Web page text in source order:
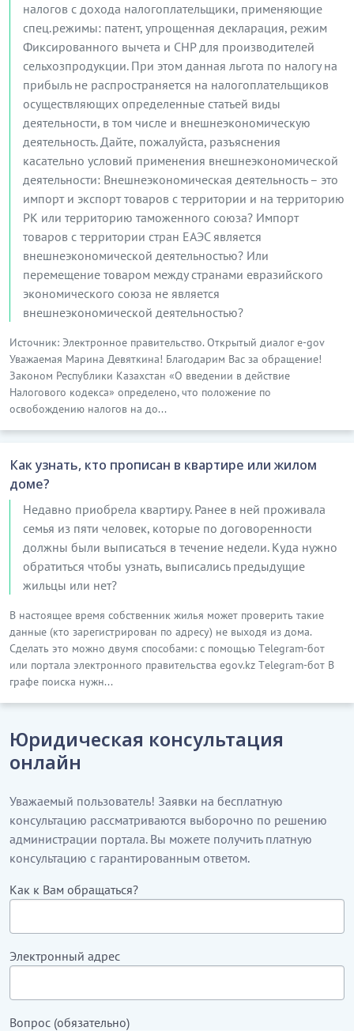
налогов с дохода налогоплательщики, применяющие
спец.режимы: патент, упрощенная декларация, режим
Фиксированного вычета и СНР для производителей
сельхозпродукции. При этом данная льгота по налогу на
прибыль не распространяется на налогоплательщиков
осуществляющих определенные статьей виды
деятельности, в том числе и внешнеэкономическую
деятельность. Дайте, пожалуйста, разъяснения
касательно условий применения внешнеэкономической
деятельности: Внешнеэкономическая деятельность – это
импорт и экспорт товаров с территории и на территорию
РК или территорию таможенного союза? Импорт
товаров с территории стран ЕАЭС является
внешнеэкономической деятельностью? Или
перемещение товаром между странами евразийского
экономического союза не является
внешнеэкономической деятельностью?
Источник: Электронное правительство. Открытый диалог e-gov
Уважаемая Марина Девяткина! Благодарим Вас за обращение!
Законом Республики Казахстан «О введении в действие
Налогового кодекса» определено, что положение по
освобождению налогов на до...
Как узнать, кто прописан в квартире или жилом
доме?
Недавно приобрела квартиру. Ранее в ней проживала
семья из пяти человек, которые по договоренности
должны были выписаться в течение недели. Куда нужно
обратиться чтобы узнать, выписались предыдущие
жильцы или нет?
В настоящее время собственник жилья может проверить такие
данные (кто зарегистрирован по адресу) не выходя из дома.
Сделать это можно двумя способами: с помощью Тelegram-бот
или портала электронного правительства egov.kz Тelegram-бот В
графе поиска нужн...
Юридическая консультация
онлайн
Уважаемый пользователь! Заявки на бесплатную
консультацию рассматриваются выборочно по решению
администрации портала. Вы можете получить платную
консультацию с гарантированным ответом.
Как к Вам обращаться?
Электронный адрес
Вопрос (обязательно)